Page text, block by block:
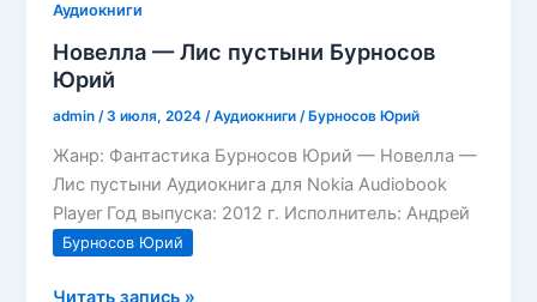
Аудиокниги
Новелла — Лис пустыни Бурносов
Юрий
admin/3 июля, 2024/Аудиокниги /Бурносов Юрий
Жанр: Фантастика Бурносов Юрий — Новелла —
Лис пустыни Аудиокнига для Nokia Audiobook
Player Год выпуска: 2012 г. Исполнитель: Андрей
Бурносов Юрий
Новелла
Читать запись »